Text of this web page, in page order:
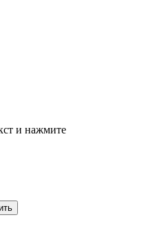
и нажмите